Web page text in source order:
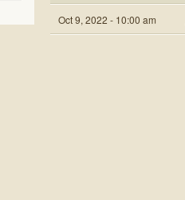
Oct 9, 2022 - 10:00 am